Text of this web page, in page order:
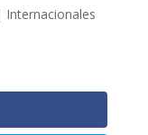
Internacionales